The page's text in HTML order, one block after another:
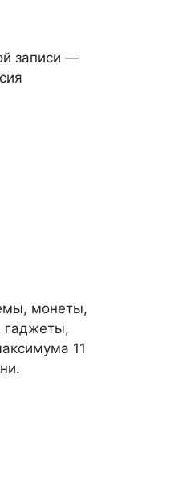
записи —
монеты,
гаджеты,
11